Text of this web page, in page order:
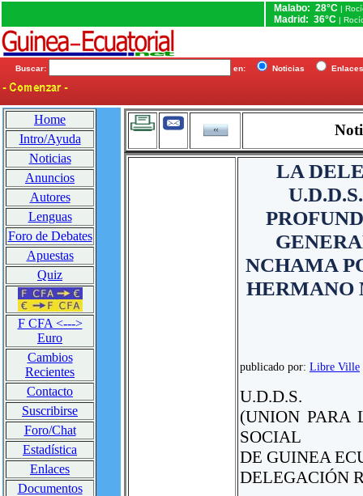
Malabo: 28°C |
Madrid: 36°C |
Buscar: en: Noticias
Home
Intro/Ayuda
Noticias
Anuncios
Autores
Lenguas
Foro de Debates
Apuestas
Quiz
F CFA <--->
Euro
Cambios
Recientes
Contacto
Suscribirse
Foro/Chat
Estadística
Enlaces
Documentos
LA
NCHAMA
HERMANO
publicado por: Libre Ville
U.D.D.S.
(UNION PARA
SOCIAL
DE GUINEA
DELEGACIÓN